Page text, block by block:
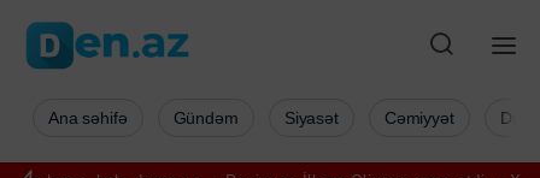
Ana səhifə Gündəm Siyasət Cəmiyyət